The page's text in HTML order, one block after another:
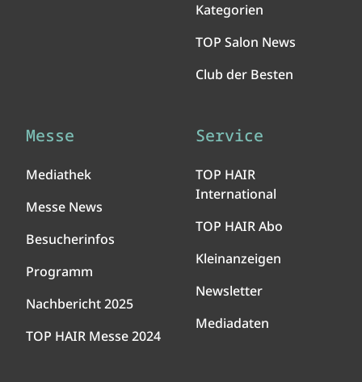
Kategorien
TOP Salon News
Club der Besten
Messe
Mediathek
Messe News
Besucherinfos
Programm
Nachbericht 2025
TOP HAIR Messe 2024
Service
TOP HAIR
International
TOP HAIR Abo
Kleinanzeigen
Newsletter
Mediadaten